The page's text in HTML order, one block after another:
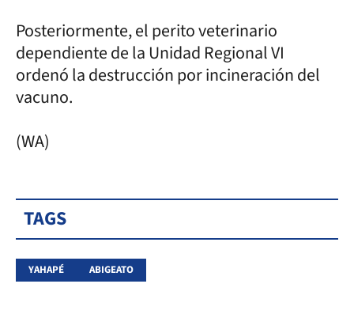
Posteriormente, el perito veterinario
dependiente de la Unidad Regional VI
ordenó la destrucción por incineración del
vacuno.
(WA)
TAGS
YAHAPÉ ABIGEATO